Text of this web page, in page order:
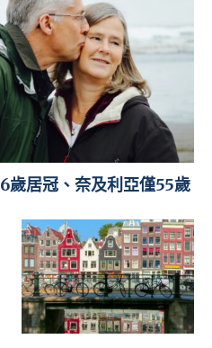
歲居冠、奈及利亞僅55歲